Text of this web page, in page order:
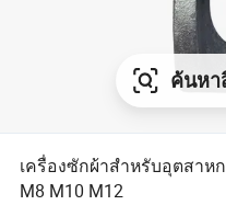
ค้นหา
เครื่องซักผ้าสำหรับอุตสา
M8 M10 M12